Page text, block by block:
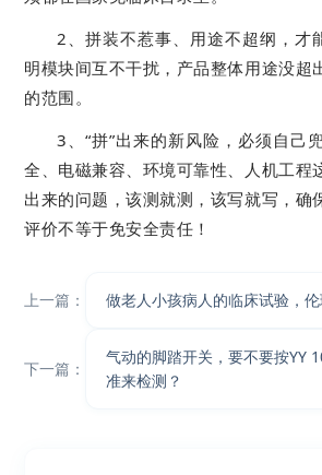
2、拼装不惹事、用途不超纲，才
明模块间互不干扰，产品整体用途没超
的范围。
3、“拼”出来的新风险，必须自己
全、电磁兼容、环境可靠性、人机工程
出来的问题，该测就测，该写就写，确
评价不等于免安全责任！
上一篇： 做老人小孩病人的临床试验，
下一篇：
气动的脚踏开关，要不要按YY
准来检测？